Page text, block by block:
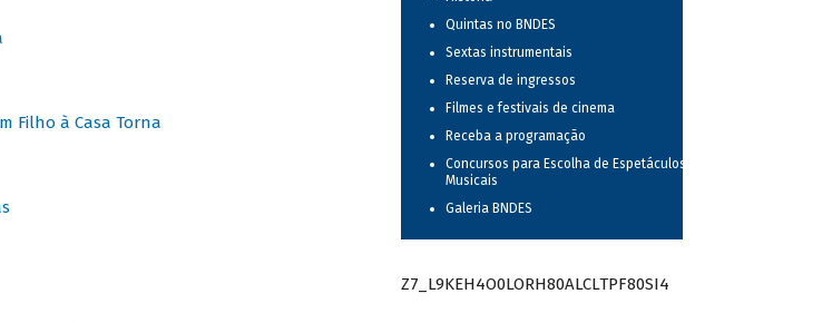
Filho à Casa Torna
Quintas no BNDES
Sextas instrumentais
Reserva de ingressos
Filmes e festivais de cinema
Receba a programação
Concursos para Escolha de Espetáculos
Musicais
Galeria BNDES
Z7_L9KEH4O0LORH80ALCLTPF80SI4